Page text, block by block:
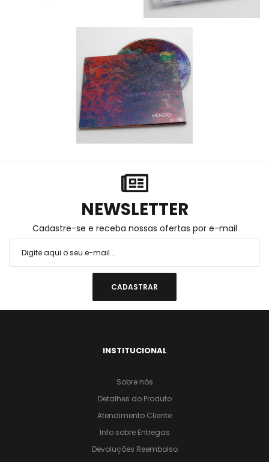
NEWSLETTER
Cadastre-se e receba nossas ofertas por e-mail
INSTITUCIONAL
Sobre nós
Detalhes do Produto
Atendimento Cliente
Info sobre Entregas
Devoluções Reembolso